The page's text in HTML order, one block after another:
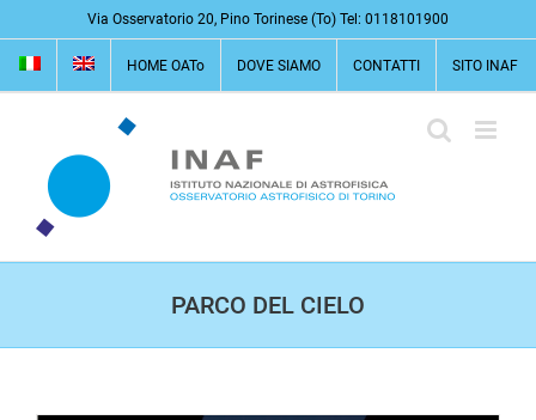
al
contenuto
Via Osservatorio 20, Pino Torinese (To) Tel: 0118101900
HOME OATo DOVE SIAMO CONTATTI SITO INAF
PARCO DEL CIELO